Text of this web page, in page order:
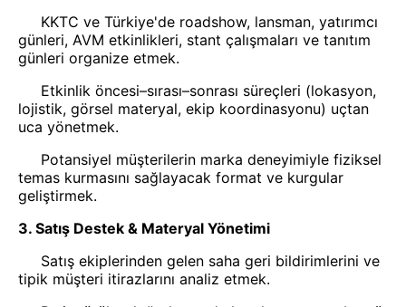
KKTC ve Türkiye'de roadshow, lansman, yatırımcı
günleri, AVM etkinlikleri, stant çalışmaları ve tanıtım
günleri organize etmek.
Etkinlik öncesi–sırası–sonrası süreçleri (lokasyon,
lojistik, görsel materyal, ekip koordinasyonu) uçtan
uca yönetmek.
Potansiyel müşterilerin marka deneyimiyle fiziksel
temas kurmasını sağlayacak format ve kurgular
geliştirmek.
3. Satış Destek & Materyal Yönetimi
Satış ekiplerinden gelen saha geri bildirimlerini ve
tipik müşteri itirazlarını analiz etmek.